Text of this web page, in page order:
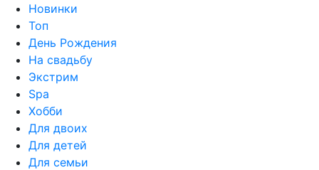
Новинки
Топ
День Рождения
На свадьбу
Экстрим
Spa
Хобби
Для двоих
Для детей
Для семьи